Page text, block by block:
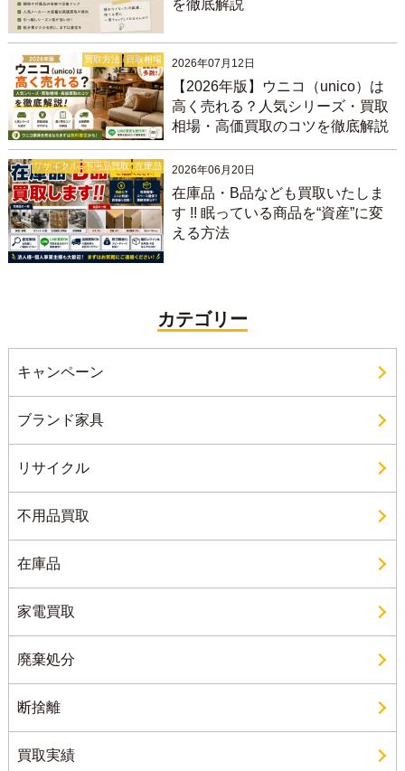
を徹底解説
買取方法 買取相場 2026年07月12日
【2026年版】ウニコ（unico）は
高く売れる？人気シリーズ・買取
相場・高価買取のコツを徹底解説
リサイクル 不用品買取 在庫品 2026年06月20日
在庫品・B品なども買取いたしま
す !! 眠っている商品を“資産”に変
える方法
カテゴリー
キャンペーン
ブランド家具
リサイクル
不用品買取
在庫品
家電買取
廃棄処分
断捨離
買取実績